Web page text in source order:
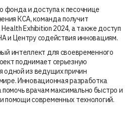
и доступа к песочнице
КСА, команда получит
Exhibition 2024, а также доступ
и Центру содействия инновациям.
интеллект для своевременного
поднимает серьезную
одной из ведущих причин
Инновационная разработка
врачам максимально быстро и
помощи современных технологий.